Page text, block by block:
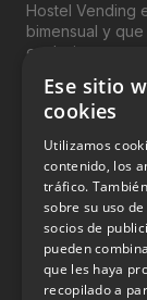
Hostel Vending
bimensual y
del “Vending”;
genéricamente
productos y
Aviso Legal
Política de
Política de
Ese sitio
cookies
Utilizamos
contenido, los
tráfico.
sobre su uso
socios de
pueden
que les haya
recopilado a